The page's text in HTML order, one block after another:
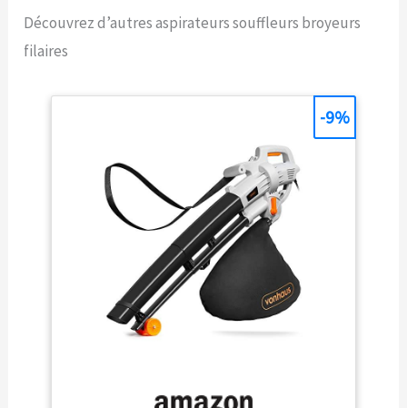
Découvrez d’autres aspirateurs souffleurs broyeurs
filaires
-9%